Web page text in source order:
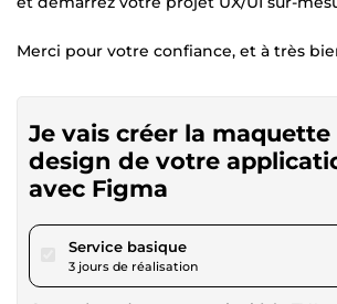
Merci pour votre confiance, et à très
Je vais créer la maquette
design de votre
avec Figma
Service basiquepour 23,01 $US
3 jours de réalisation